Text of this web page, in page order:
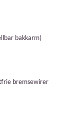
bakkarm)
bremsewirer